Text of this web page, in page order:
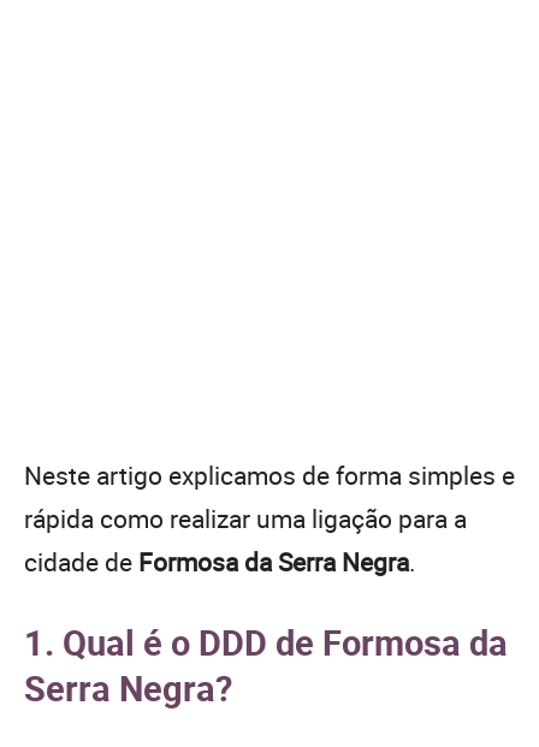
Neste artigo explicamos de forma simples e
rápida como realizar uma ligação para a
cidade de Formosa da Serra Negra.
1. Qual é o DDD de Formosa da
Serra Negra?